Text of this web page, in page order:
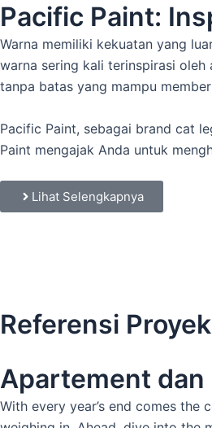
Pacific Paint:
Warna memiliki kekuatan yang
warna sering kali terinspirasi oleh
tanpa batas yang mampu
Pacific Paint, sebagai brand cat
Paint mengajak Anda untuk
Lihat Selengkapnya
Referensi Proyek
Apartement dan
With every year’s end comes